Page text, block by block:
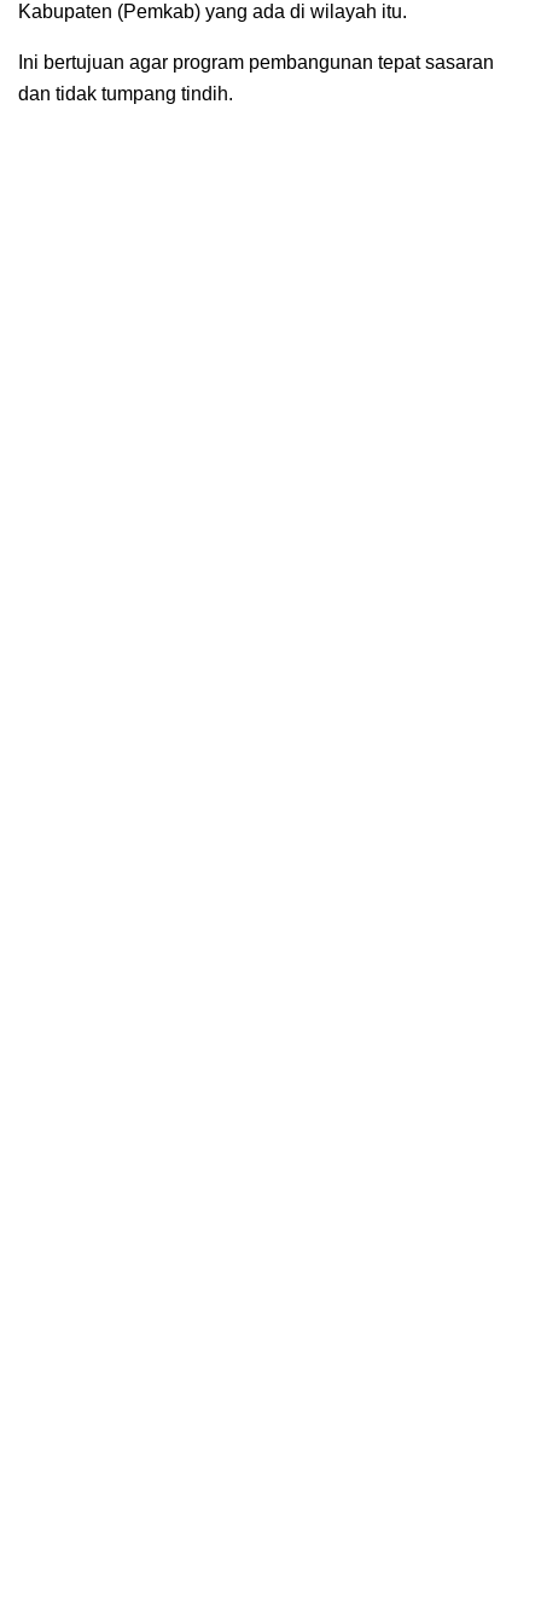
Kabupaten (Pemkab) yang ada di wilayah itu.
Ini bertujuan agar program pembangunan tepat sasaran
dan tidak tumpang tindih.